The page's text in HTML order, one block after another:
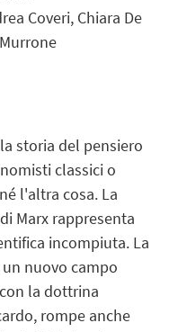
Coveri, Chiara De
storia del pensiero
classici o
l'altra cosa. La
Marx rappresenta
incompiuta. La
nuovo campo
la dottrina
rompe anche